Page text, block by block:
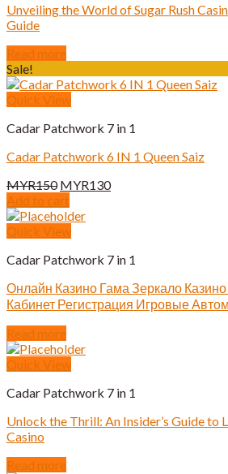
Unveiling the World of Sugar Rush
Guide
Read more
Sale!
Quick View
Cadar Patchwork 7 in 1
Cadar Patchwork 6 IN 1 Queen Saiz
MYR150 Original
price
was:
MYR150.
MYR130Current
Add to cart
Quick View
Cadar Patchwork 7 in 1
Онлайн Казино Гама Зеркало
Кабинет Регистрация Игровые
Read more
Quick View
Cadar Patchwork 7 in 1
Unlock the Thrill: An Insider’s Guide to
Casino
Read more